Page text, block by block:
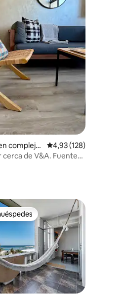
320 evaluaciones
complejo
del Ca
Calificación promedio:
4,93 (128)
cerca de V&A. Fuente